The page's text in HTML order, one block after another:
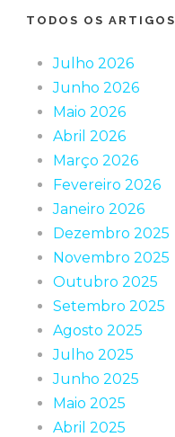
TODOS OS ARTIGOS
Julho 2026
Junho 2026
Maio 2026
Abril 2026
Março 2026
Fevereiro 2026
Janeiro 2026
Dezembro 2025
Novembro 2025
Outubro 2025
Setembro 2025
Agosto 2025
Julho 2025
Junho 2025
Maio 2025
Abril 2025